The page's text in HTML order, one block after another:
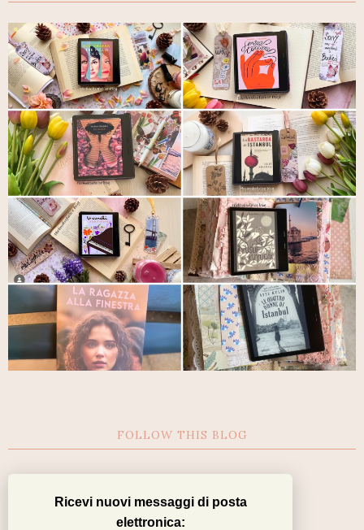
FOLLOW THIS BLOG
Ricevi nuovi messaggi di posta
elettronica: